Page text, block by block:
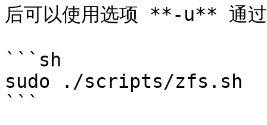
后可以使用选项 **-u** 通过
```sh
sudo ./scripts/zfs.sh
```